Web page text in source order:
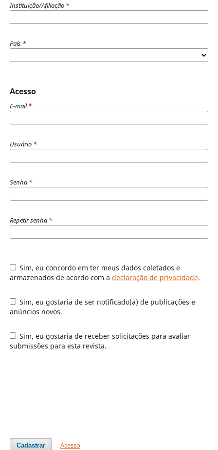
Instituição/Afiliação *
País *
Acesso
E-mail*
Usuário *
Senha *
Repetir senha *
Sim, eu concordo em ter meus dados coletados e
armazenados de acordo com a declaração de privacidade.
Sim, eu gostaria de ser notificado(a) de publicações e
anúncios novos.
Sim, eu gostaria de receber solicitações para avaliar
submissões para esta revista.
Cadastrar Acesso